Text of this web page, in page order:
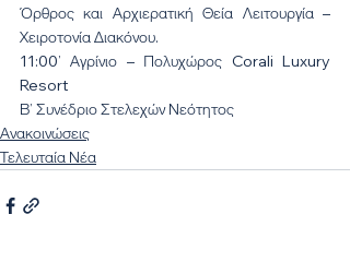
Όρθρος και Αρχιερατική Θεία Λειτουργία –
Χειροτονία Διακόνου.
11:00’ Αγρίνιο – Πολυχώρος Corali Luxury
Resort
Β’ Συνέδριο Στελεχών Νεότητος
Ανακοινώσεις
Τελευταία Νέα